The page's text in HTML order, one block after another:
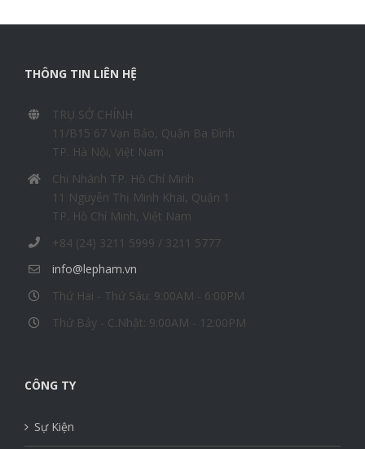
THÔNG TIN LIÊN HỆ
TRỤ SỞ CHÍNH
11/B15 67 Vạn Bảo, Quận Ba Đình
TP. Hà Nội, Việt Nam
Chi Nhánh TP. Hồ Chí Minh
11 Nguyễn Thị Minh Khai, Quận 1
TP. Hồ Chí Minh, Việt Nam
+84 (24) 3211 5999 / 3211 5777
info@lepham.vn
Thứ Hai - Thứ Sáu: 9:00AM - 6:00PM
Thứ Bảy - C.Nhật: 9:00AM - 12:00PM
CÔNG TY
Sự Kiện